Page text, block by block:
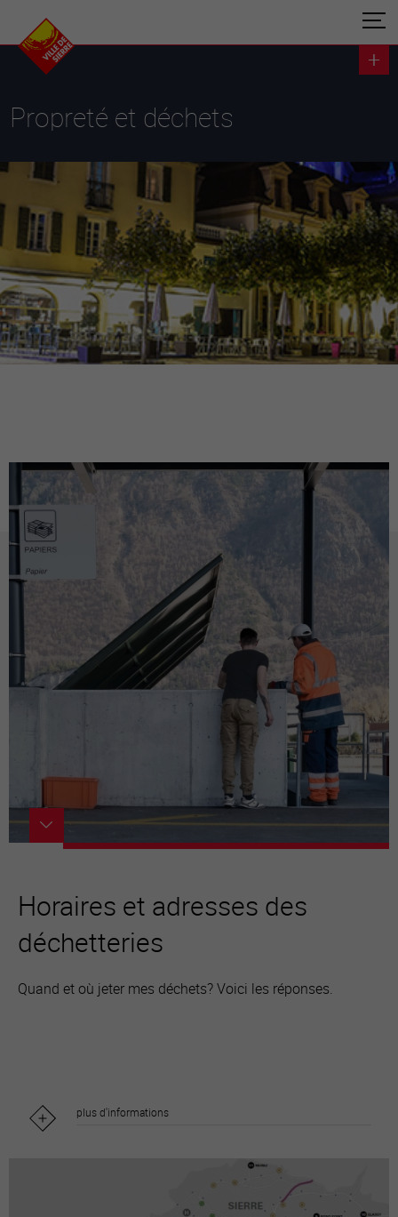
Propreté et déchets
Horaires et adresses des
déchetteries
Quand et où jeter mes déchets? Voici les réponses.
plus d'informations